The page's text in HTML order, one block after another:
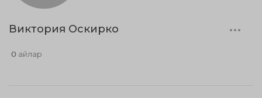
Виктория Оскирко
0 айлар